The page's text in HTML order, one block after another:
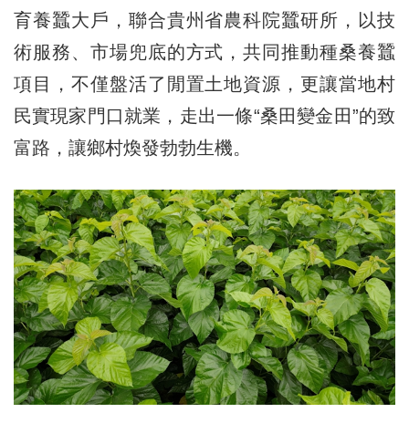
育養蠶大戶，聯合貴州省農科院蠶研所，以技
術服務、市場兜底的方式，共同推動種桑養蠶
項目，不僅盤活了閒置土地資源，更讓當地村
民實現家門口就業，走出一條“桑田變金田”的致
富路，讓鄉村煥發勃勃生機。